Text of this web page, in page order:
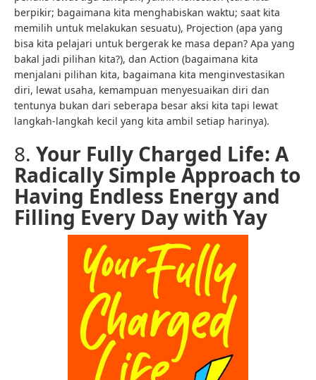
berpikir; bagaimana kita menghabiskan waktu; saat kita
memilih untuk melakukan sesuatu), Projection (apa yang
bisa kita pelajari untuk bergerak ke masa depan? Apa yang
bakal jadi pilihan kita?), dan Action (bagaimana kita
menjalani pilihan kita, bagaimana kita menginvestasikan
diri, lewat usaha, kemampuan menyesuaikan diri dan
tentunya bukan dari seberapa besar aksi kita tapi lewat
langkah-langkah kecil yang kita ambil setiap harinya).
8. Your Fully Charged Life: A
Radically Simple Approach to
Having Endless Energy and
Filling Every Day with Yay